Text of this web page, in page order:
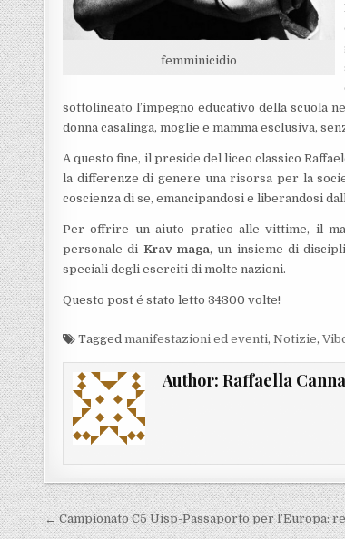
femminicidio
sottolineato l’impegno educativo della scuola
donna casalinga, moglie e mamma esclusiva,
A questo fine, il preside del liceo classico
la differenze di genere una risorsa per la
coscienza di se, emancipandosi e liberandosi
Per offrire un aiuto pratico alle vittime, il
personale di Krav-maga, un insieme di
speciali degli eserciti di molte nazioni.
Questo post é stato letto 34300 volte!
Tagged manifestazioni ed eventi,Notizie,
Author:Raffaella
Navigazione articoli
← Campionato C5 Uisp-Passaporto per l’Europa: